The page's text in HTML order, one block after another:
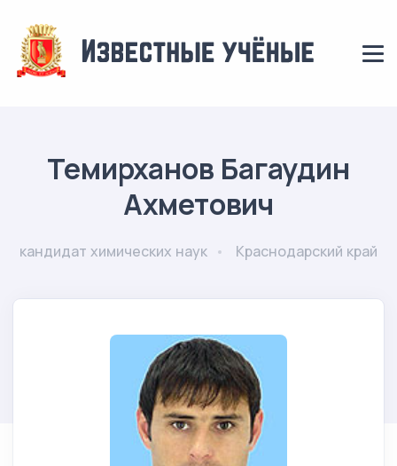
Темирханов Багаудин
Ахметович
кандидат химических наук Краснодарский край